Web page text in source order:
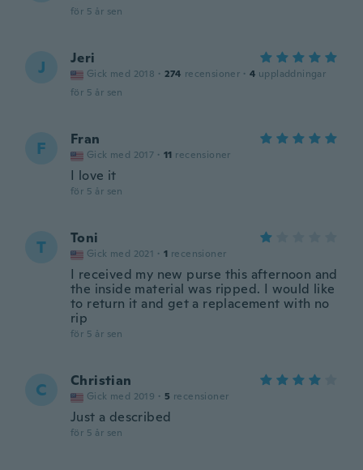
för 5 år sen
J Jeri
Gick med 2018 · 274 recensioner · 4 uppladdningar
för 5 år sen
F Fran
Gick med 2017 · 11 recensioner
I love it
för 5 år sen
T Toni
Gick med 2021 · 1 recensioner
I received my new purse this afternoon and
the inside material was ripped. I would like
to return it and get a replacement with no
rip
för 5 år sen
C Christian
Gick med 2019 · 5 recensioner
Just a described
för 5 år sen